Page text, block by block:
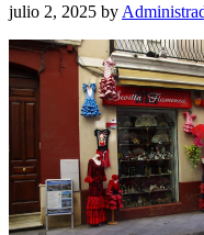
julio 2, 2025 by